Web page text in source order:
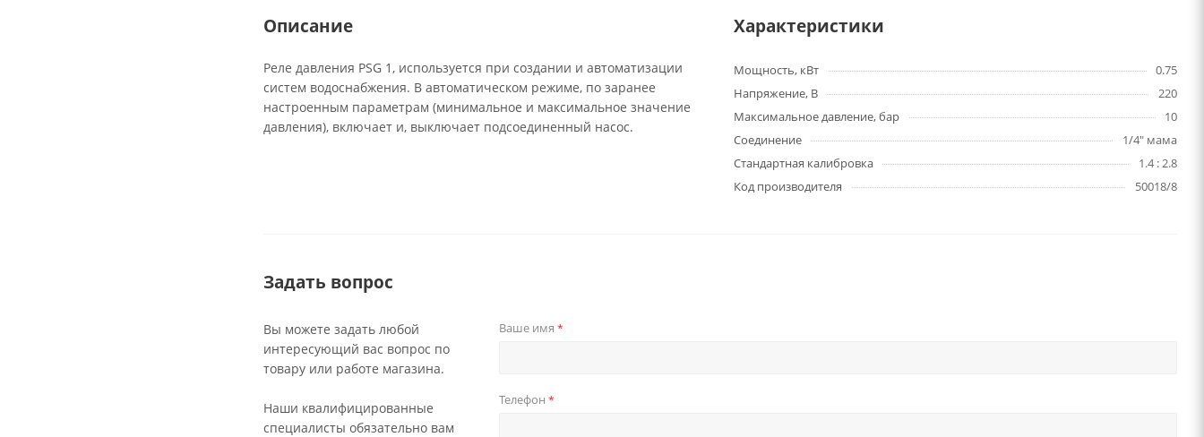
Описание
Реле давления PSG 1, используется при создании и автоматизации
систем водоснабжения. В автоматическом режиме, по заранее
настроенным параметрам (минимальное и максимальное значение
давления), включает и, выключает подсоединенный насос.
Характеристики
Мощность, кВт
0.75
Напряжение, В
220
Максимальное давление, бар
10
Соединение
1/4" мама
Стандартная калибровка
1.4 : 2.8
Код производителя
50018/8
Задать вопрос
Вы можете задать любой
интересующий вас вопрос по
товару или работе магазина.
Наши квалифицированные
специалисты обязательно вам
Ваше имя *
Телефон *